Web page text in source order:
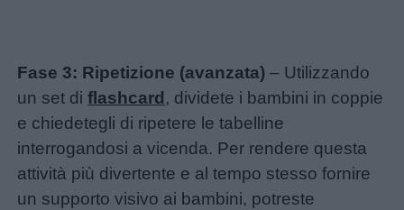
Fase 3: Ripetizione (avanzata) – Utilizzando
un set diflashcard , dividete i bambini in coppie
e chiedetegli di ripetere le tabelline
interrogandosi a vicenda. Per rendere questa
attività più divertente e al tempo stesso fornire
un supporto visivo ai bambini, potreste